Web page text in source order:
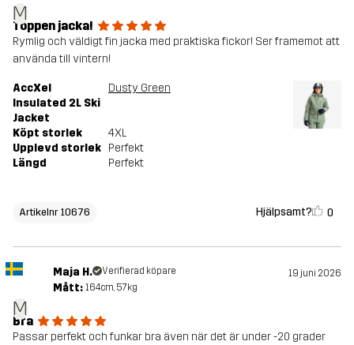
M
Toppen jacka!
Rymlig och väldigt fin jacka med praktiska fickor! Ser framemot att
använda till vintern!
AccXel
Insulated 2L Ski
Jacket
Dusty Green
Köpt storlek
4XL
Upplevd storlek Perfekt
Längd
Perfekt
Artikelnr 10676 Hjälpsamt? 0
M
Maja H. Verifierad köpare 19 juni 2026
Mått: 164cm, 57kg
Bra
Passar perfekt och funkar bra även när det är under -20 grader